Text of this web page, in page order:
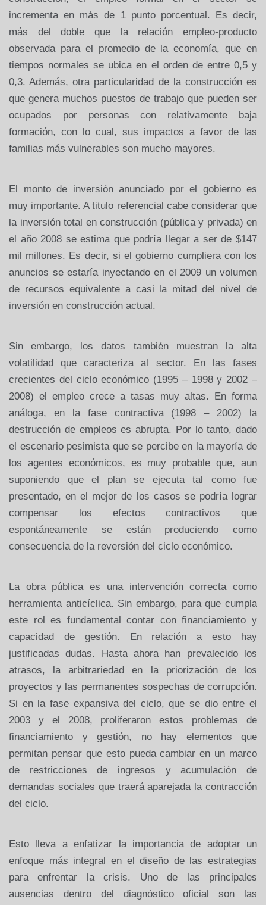
incrementa en más de 1 punto porcentual. Es decir,
más del doble que la relación empleo-producto
observada para el promedio de la economía, que en
tiempos normales se ubica en el orden de entre 0,5 y
0,3. Además, otra particularidad de la construcción es
que genera muchos puestos de trabajo que pueden ser
ocupados por personas con relativamente baja
formación, con lo cual, sus impactos a favor de las
familias más vulnerables son mucho mayores.
El monto de inversión anunciado por el gobierno es
muy importante. A titulo referencial cabe considerar que
la inversión total en construcción (pública y privada) en
el año 2008 se estima que podría llegar a ser de $147
mil millones. Es decir, si el gobierno cumpliera con los
anuncios se estaría inyectando en el 2009 un volumen
de recursos equivalente a casi la mitad del nivel de
inversión en construcción actual.
Sin embargo, los datos también muestran la alta
volatilidad que caracteriza al sector. En las fases
crecientes del ciclo económico (1995 – 1998 y 2002 –
2008) el empleo crece a tasas muy altas. En forma
análoga, en la fase contractiva (1998 – 2002) la
destrucción de empleos es abrupta. Por lo tanto, dado
el escenario pesimista que se percibe en la mayoría de
los agentes económicos, es muy probable que, aun
suponiendo que el plan se ejecuta tal como fue
presentado, en el mejor de los casos se podría lograr
compensar los efectos contractivos que
espontáneamente se están produciendo como
consecuencia de la reversión del ciclo económico.
La obra pública es una intervención correcta como
herramienta anticíclica. Sin embargo, para que cumpla
este rol es fundamental contar con financiamiento y
capacidad de gestión. En relación a esto hay
justificadas dudas. Hasta ahora han prevalecido los
atrasos, la arbitrariedad en la priorización de los
proyectos y las permanentes sospechas de corrupción.
Si en la fase expansiva del ciclo, que se dio entre el
2003 y el 2008, proliferaron estos problemas de
financiamiento y gestión, no hay elementos que
permitan pensar que esto pueda cambiar en un marco
de restricciones de ingresos y acumulación de
demandas sociales que traerá aparejada la contracción
del ciclo.
Esto lleva a enfatizar la importancia de adoptar un
enfoque más integral en el diseño de las estrategias
para enfrentar la crisis. Uno de las principales
ausencias dentro del diagnóstico oficial son las